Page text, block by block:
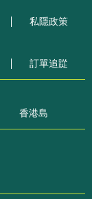
私隱政策
訂單追踨
香港島